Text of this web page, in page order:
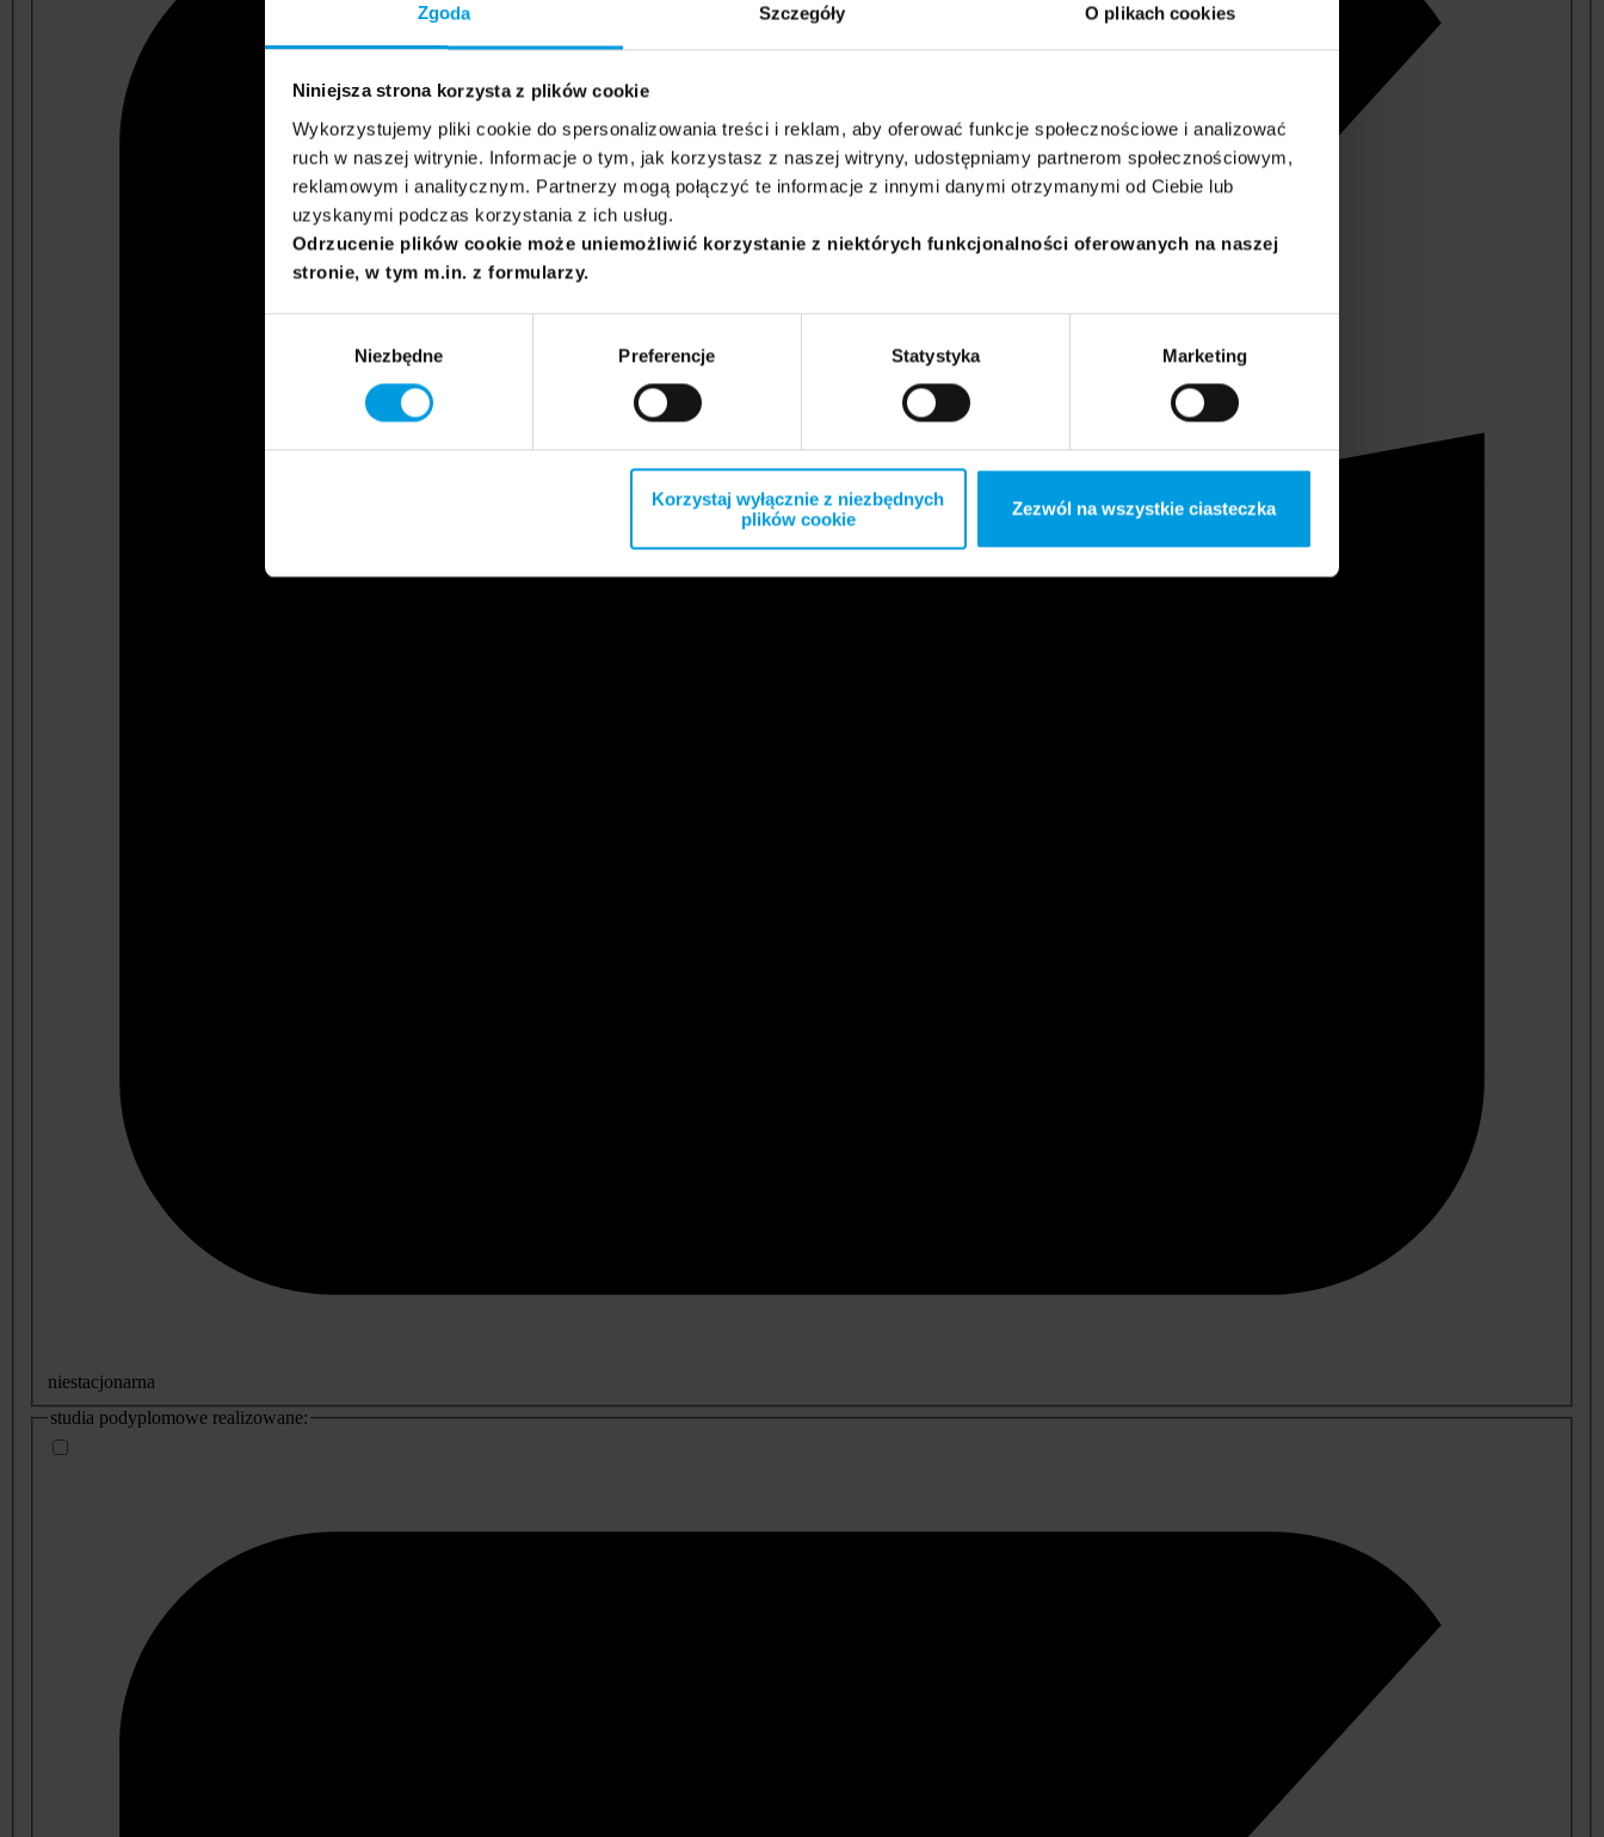
Zgoda Szczegóły O plikach cookies
Niniejsza strona korzysta z plików cookie
Wykorzystujemy pliki cookie do spersonalizowania treści i reklam, aby oferować funkcje społecznościowe i analizować
ruch w naszej witrynie. Informacje o tym, jak korzystasz z naszej witryny, udostępniamy partnerom społecznościowym,
reklamowym i analitycznym. Partnerzy mogą połączyć te informacje z innymi danymi otrzymanymi od Ciebie lub
uzyskanymi podczas korzystania z ich usług.
Odrzucenie plików cookie może uniemożliwić korzystanie z niektórych funkcjonalności oferowanych na naszej
stronie, w tym m.in. z formularzy.
Niezbędne Preferencje Statystyka Marketing
Korzystaj wyłącznie z niezbędnych
plików cookie
Zezwól na wszystkie ciasteczka
niestacjonarna
studia podyplomowe realizowane: